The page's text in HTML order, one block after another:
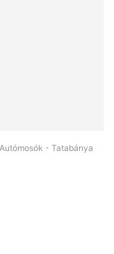
- Tatabánya